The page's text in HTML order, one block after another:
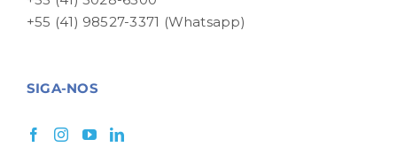
+55 (41) 98527-3371 (Whatsapp)
SIGA-NOS